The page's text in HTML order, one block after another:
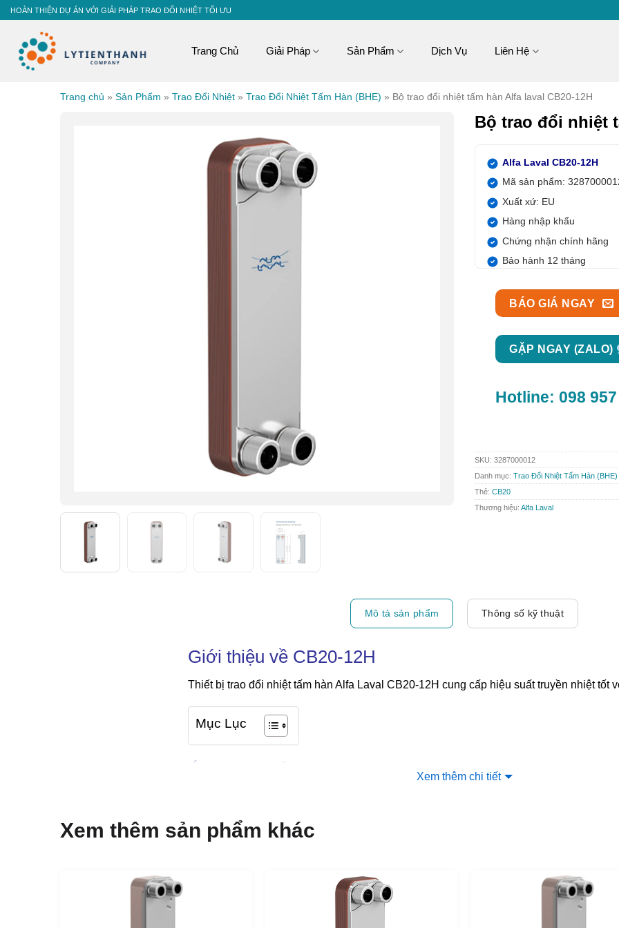
HOÀN THIỆN DỰ ÁN VỚI GIẢI PHÁP TRAO ĐỔI NHIỆT TỐI ƯU
Trang Chủ Giải Pháp Sản Phẩm Dịch Vụ Liên Hệ
Trang chủ » Sản Phẩm » Trao Đổi Nhiệt » Trao Đổi Nhiệt Tấm Hàn (BHE) » Bộ trao đổi nhiệt tấm hàn Alfa laval CB20-12H
Bộ trao đổi nhiệt
Alfa Laval CB20-12H
Mã sản phẩm:
Xuất xứ: EU
Hàng nhập khẩu
Chứng nhận chính hãng
Bảo hành 12 tháng
BÁO GIÁ NGAY
GẶP NGAY (ZALO)
Hotline: 098
SKU: 3287000012
Danh mục: Trao Đổi Nhiệt Tấm Hàn (BHE)
Thẻ: CB20
Thương hiệu: Alfa Laval
Mô tả sản phẩm Thông số kỹ thuật
Giới thiệu về CB20-12H
Thiết bị trao đổi nhiệt tấm hàn Alfa Laval CB20-12H cung cấp hiệu suất truyền nhiệt tốt
Mục Lục
Làm Lạnh
Làm mát dầu
Lợi ích của CB20-12H
Xem thêm chi tiết
Xem thêm sản phẩm khác